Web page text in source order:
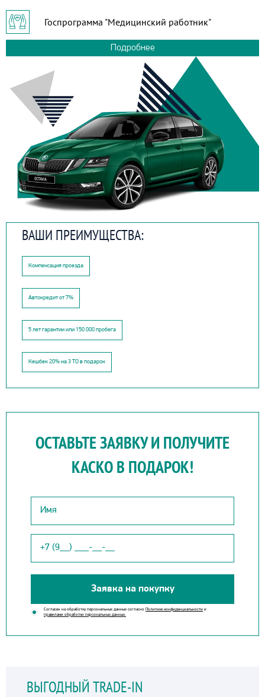
Госпрограмма "Медицинский работник"
Подробнее
ВАШИ ПРЕИМУЩЕСТВА:
Компенсация проезда
Автокредит от 7%
5 лет гарантии или 150 000 пробега
Кешбек 20% на 3 ТО в подарок
ОСТАВЬТЕ ЗАЯВКУ И ПОЛУЧИТЕ
КАСКО В ПОДАРОК!
Заявка на покупку
Согласен на обработку персональных данных согласно Политике конфиденциальности и
правилами обработки персональных данных.
ВЫГОДНЫЙ TRADE-IN